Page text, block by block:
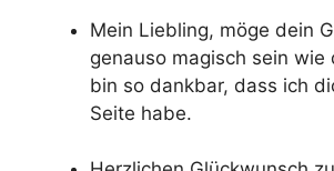
Mein Liebling, möge dein
genauso magisch sein wie
bin so dankbar, dass ich
Seite habe.